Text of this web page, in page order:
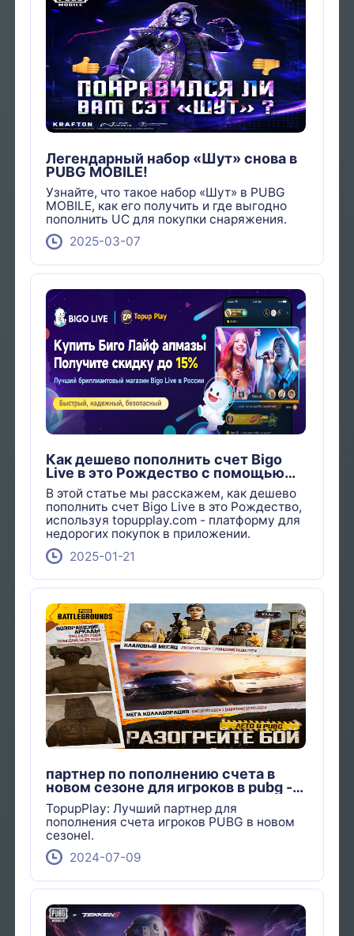
Легендарный набор «Шут» снова в
PUBG MOBILE!
Узнайте, что такое набор «Шут» в PUBG
MOBILE, как его получить и где выгодно
пополнить UC для покупки снаряжения.
2025-03-07
Как дешево пополнить счет Bigo
Live в это Рождество с помощью
Topup Play?
В этой статье мы расскажем, как дешево
пополнить счет Bigo Live в это Рождество,
используя topupplay.com - платформу для
недорогих покупок в приложении.
2025-01-21
партнер по пополнению счета в
новом сезоне для игроков в pubg -
Topupplay
TopupPlay: Лучший партнер для
пополнения счета игроков PUBG в новом
сезонеl.
2024-07-09